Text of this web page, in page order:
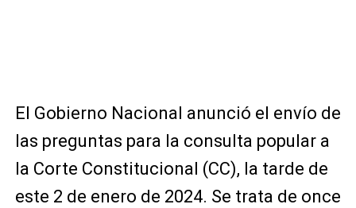
El Gobierno Nacional anunció el envío de
las preguntas para la consulta popular a
la Corte Constitucional (CC), la tarde de
este 2 de enero de 2024. Se trata de once